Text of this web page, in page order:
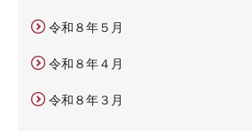
令和８年５月
令和８年４月
令和８年３月